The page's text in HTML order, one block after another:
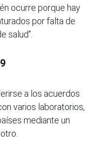
ocurre porque hay
por falta de
salud”.
a los acuerdos
varios laboratorios,
mediante un